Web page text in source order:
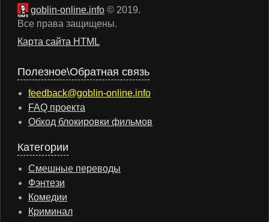
goblin-online.info © 2019.
Все права защищены.
Карта сайта HTML
Полезное\Обратная связь
feedback@goblin-online.info
FAQ проекта
Обход блокировки фильмов
Категории
Смешные переводы
Фэнтези
Комедии
Криминал